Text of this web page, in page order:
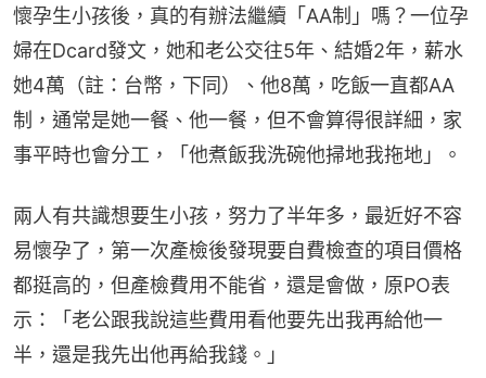
懷孕生小孩後，真的有辦法繼續「AA制」嗎？一位孕
婦在Dcard發文，她和老公交往5年、結婚2年，薪水
她4萬（註：台幣，下同）、他8萬，吃飯一直都AA
制，通常是她一餐、他一餐，但不會算得很詳細，家
事平時也會分工，「他煮飯我洗碗他掃地我拖地」。
兩人有共識想要生小孩，努力了半年多，最近好不容
易懷孕了，第一次產檢後發現要自費檢查的項目價格
都挺高的，但產檢費用不能省，還是會做，原PO表
示：「老公跟我說這些費用看他要先出我再給他一
半，還是我先出他再給我錢。」